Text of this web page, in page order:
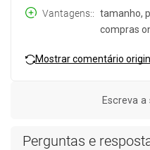
Vantagens:
tamanho,
compras
Mostrar comentário
Escreva a
Perguntas e